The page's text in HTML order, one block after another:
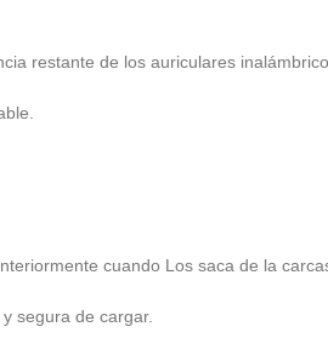
restante de los auriculares
cuando Los saca de la
segura de cargar.